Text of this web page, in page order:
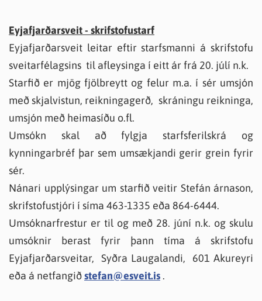
Eyjafjarðarsveit - skrifstofustarf
Eyjafjarðarsveit leitar eftir starfsmanni á skrifstofu
sveitarfélagsins til afleysinga í eitt ár frá 20. júlí n.k.
Starfið er mjög fjölbreytt og felur m.a. í sér umsjón
með skjalvistun, reikningagerð, skráningu reikninga,
umsjón með heimasíðu o.fl.
Umsókn skal að fylgja starfsferilskrá og
kynningarbréf þar sem umsækjandi gerir grein fyrir
sér.
Nánari upplýsingar um starfið veitir Stefán árnason,
skrifstofustjóri í síma 463-1335 eða 864-6444.
Umsóknarfrestur er til og með 28. júní n.k. og skulu
umsóknir berast fyrir þann tíma á skrifstofu
Eyjafjarðarsveitar, Syðra Laugalandi, 601 Akureyri
eða á netfangiðstefan@esveit.is .